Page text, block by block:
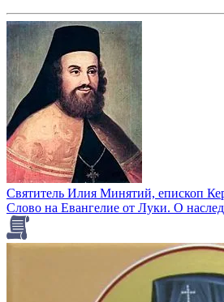
Святитель Илия Минятий, епископ
Слово на Евангелие от Луки. О